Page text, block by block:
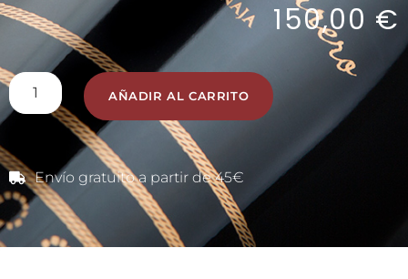
150,00 €
AÑADIR AL CARRITO
Envío gratuito a partir de 45€